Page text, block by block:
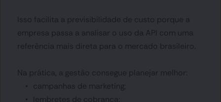
Isso facilita a previsibilidade de custo porque a
empresa passa a analisar o uso da API com uma
referência mais direta para o mercado brasileiro.
Na prática, a gestão consegue planejar melhor:
campanhas de marketing;
lembretes de cobrança;